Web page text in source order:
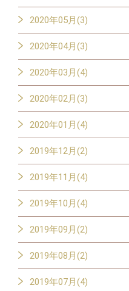
2020年05月(3)
2020年04月(3)
2020年03月(4)
2020年02月(3)
2020年01月(4)
2019年12月(2)
2019年11月(4)
2019年10月(4)
2019年09月(2)
2019年08月(2)
2019年07月(4)